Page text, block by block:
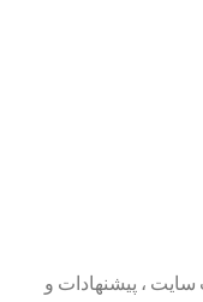
سایت ، پیشنهادات و